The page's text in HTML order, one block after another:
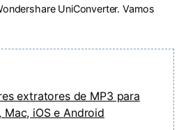
UniConverter. Vamos
extratores de MP3 para
Mac, iOS e Android